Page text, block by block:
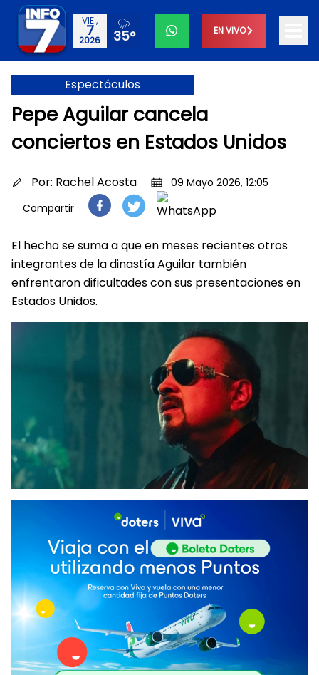
VIE.,
7
2026 35° EN VIVO
Espectáculos
Pepe Aguilar cancela
conciertos en Estados Unidos
Por: Rachel Acosta
09 Mayo 2026, 12:05
Compartir
El hecho se suma a que en meses recientes otros
integrantes de la dinastía Aguilar también
enfrentaron dificultades con sus presentaciones en
Estados Unidos.